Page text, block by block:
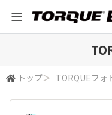
トップ＞ TORQUEフォ